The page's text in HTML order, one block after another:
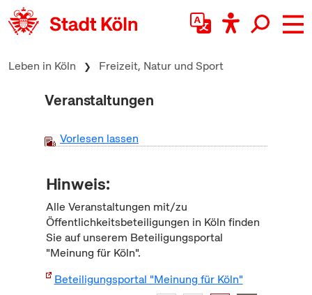
zum Inhalt springen
Leben in Köln Freizeit, Natur und Sport
Veranstaltungen
Vorlesen lassen
Hinweis:
Alle Veranstaltungen mit/zu
Öffentlichkeitsbeteiligungen in Köln finden
Sie auf unserem Beteiligungsportal
"Meinung für Köln".
Beteiligungsportal "Meinung für Köln"